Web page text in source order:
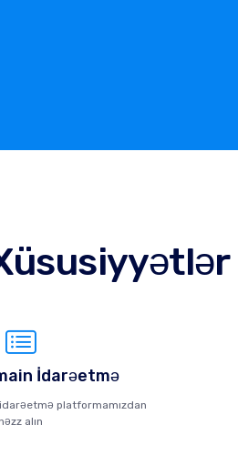
İdarəetmə
platformamızdan
alın